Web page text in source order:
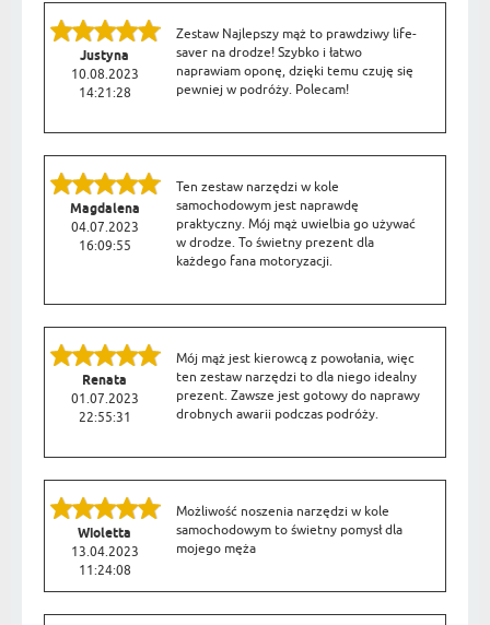
Justyna
10.08.2023
14:21:28
Zestaw Najlepszy mąż to prawdziwy life-
saver na drodze! Szybko i łatwo
naprawiam oponę, dzięki temu czuję się
pewniej w podróży. Polecam!
Magdalena
04.07.2023
16:09:55
Ten zestaw narzędzi w kole
samochodowym jest naprawdę
praktyczny. Mój mąż uwielbia go używać
w drodze. To świetny prezent dla
każdego fana motoryzacji.
Renata
01.07.2023
22:55:31
Mój mąż jest kierowcą z powołania, więc
ten zestaw narzędzi to dla niego idealny
prezent. Zawsze jest gotowy do naprawy
drobnych awarii podczas podróży.
Wioletta
13.04.2023
11:24:08
Możliwość noszenia narzędzi w kole
samochodowym to świetny pomysł dla
mojego męża